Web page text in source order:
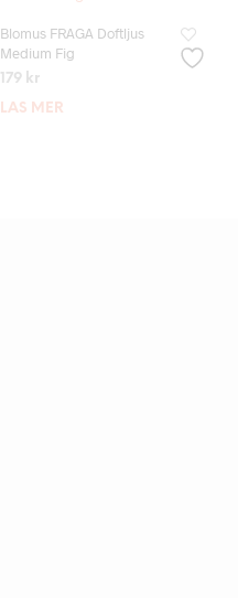
Blomus FRAGA Doftljus
Medium Fig
179 kr
LÄS MER